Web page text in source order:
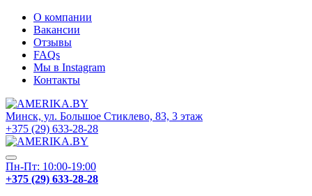
О компании
Вакансии
Отзывы
FAQs
Мы в Instagram
Контакты
Минск, ул. Большое Стиклево, 83, 3 этаж
+375 (29) 633-28-28
Пн-Пт: 10:00-19:00
+375 (29) 633-28-28